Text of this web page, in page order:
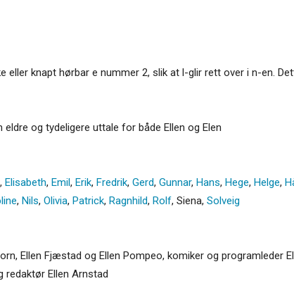
knapt hørbar e nummer 2, slik at l-glir rett over i n-en.
og tydeligere uttale for både Ellen og Elen
, Elisabeth, Emil, Erik, Fredrik, Gerd, Gunnar, Hans, Hege, Helge,
, Nils, Olivia, Patrick, Ragnhild, Rolf, Siena, Solveig
Ellen Fjæstad og Ellen Pompeo, komiker og programleder
redaktør Ellen Arnstad